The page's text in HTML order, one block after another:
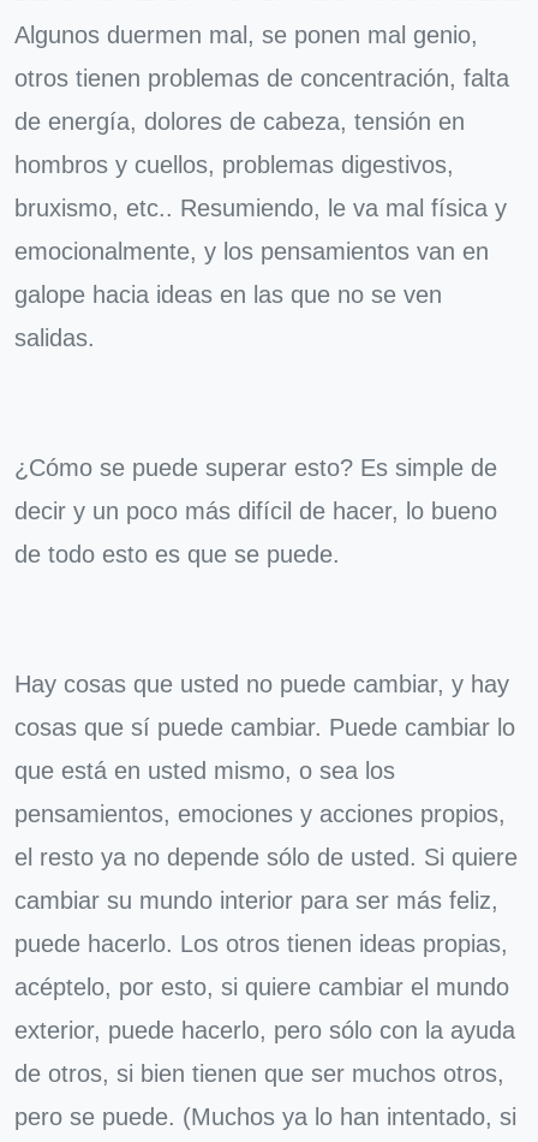
Algunos duermen mal, se ponen mal genio,
otros tienen problemas de concentración, falta
de energía, dolores de cabeza, tensión en
hombros y cuellos, problemas digestivos,
bruxismo, etc.. Resumiendo, le va mal física y
emocionalmente, y los pensamientos van en
galope hacia ideas en las que no se ven
salidas.
¿Cómo se puede superar esto? Es simple de
decir y un poco más difícil de hacer, lo bueno
de todo esto es que se puede.
Hay cosas que usted no puede cambiar, y hay
cosas que sí puede cambiar. Puede cambiar lo
que está en usted mismo, o sea los
pensamientos, emociones y acciones propios,
el resto ya no depende sólo de usted. Si quiere
cambiar su mundo interior para ser más feliz,
puede hacerlo. Los otros tienen ideas propias,
acéptelo, por esto, si quiere cambiar el mundo
exterior, puede hacerlo, pero sólo con la ayuda
de otros, si bien tienen que ser muchos otros,
pero se puede. (Muchos ya lo han intentado, si